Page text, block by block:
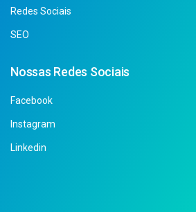
Redes Sociais
SEO
Nossas Redes Sociais
Facebook
Instagram
Linkedin